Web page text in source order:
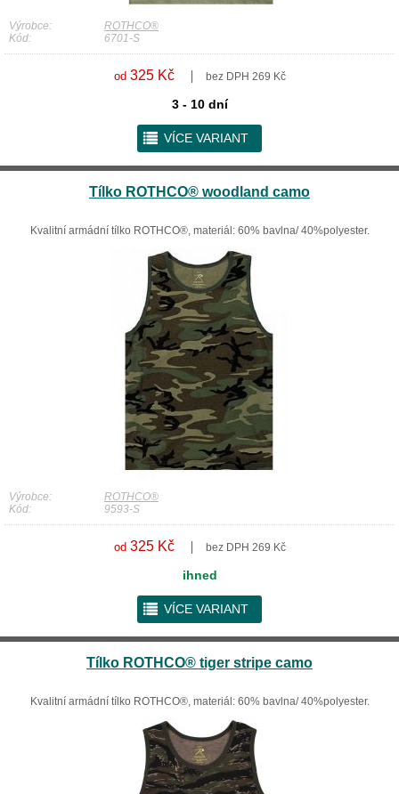
Výrobce:
ROTHCO®
Kód:
6701-S
od325 Kč bez DPH 269 Kč
3 - 10 dní
r VÍCE VARIANT
Tílko ROTHCO® woodland camo
Kvalitní armádní tílko ROTHCO®, materiál: 60% bavlna/ 40%polyester.
Výrobce:
ROTHCO®
Kód:
9593-S
od325 Kč bez DPH 269 Kč
ihned
r VÍCE VARIANT
Tílko ROTHCO® tiger stripe camo
Kvalitní armádní tílko ROTHCO®, materiál: 60% bavlna/ 40%polyester.